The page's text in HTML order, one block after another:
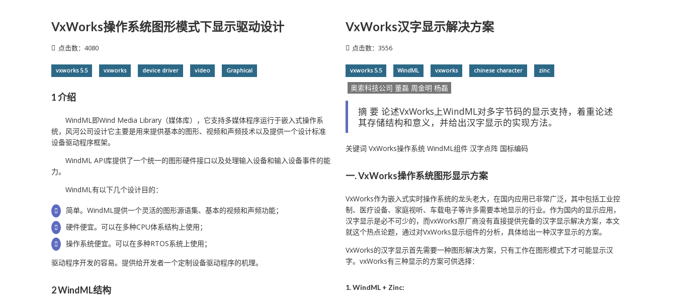
VxWorks操作系统图形模式下显示驱动设计
点击数：4080
vxworks 5.5 vxworks device driver video Graphical
1 介绍
WindML即Wind Media Library（媒体库），它支持多媒体程序运行于嵌入式操作系
统，风河公司设计它主要是用来提供基本的图形、视频和声频技术以及提供一个设计标准
设备驱动程序框架。
WindML API库提供了一个统一的图形硬件接口以及处理输入设备和输入设备事件的能
力。
WindML有以下几个设计目的：
简单。WindML提供一个灵活的图形源语集、基本的视频和声频功能；
硬件便宜。可以在多种CPU体系结构上使用；
操作系统便宜。可以在多种RTOS系统上使用；
驱动程序开发的容易。提供给开发者一个定制设备驱动程序的机理。
2 WindML结构
VxWorks汉字显示解决方案
点击数：3556
vxworks 5.5 WindML vxworks chinese character zinc
奥索科技公司 董磊 周金明 杨磊
摘 要 论述VxWorks上WindML对多字节码的显示支持，着重论述
其存储结构和意义，并给出汉字显示的实现方法。
关键词 VxWorks操作系统 WindML组件 汉字点阵 国标编码
一. VxWorks操作系统图形显示方案
VxWorks作为嵌入式实时操作系统的龙头老大，在国内应用已非常广泛，其中包括工业控
制、医疗设备、家庭视听、车载电子等许多需要本地显示的行业。作为国内的显示应用，
汉字显示是必不可少的，而vxWorks原厂商没有直接提供完备的汉字显示解决方案，本文
就这个热点论题，通过对VxWorks显示组件的分析，具体给出一种汉字显示的方案。
VxWorks的汉字显示首先需要一种图形解决方案，只有工作在图形模式下才可能显示汉
字。vxWorks有三种显示的方案可供选择：
1. WindML + Zinc: